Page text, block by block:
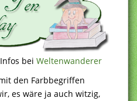
bei Weltenwanderer
den Farbbegriffen
es wäre ja auch witzig,